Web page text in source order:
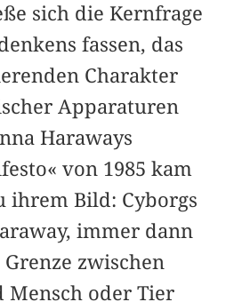
sich die Kernfrage
fassen, das
Charakter
Apparaturen
Haraways
von 1985 kam
ihrem Bild: Cyborgs
immer dann
zwischen
Mensch oder Tier